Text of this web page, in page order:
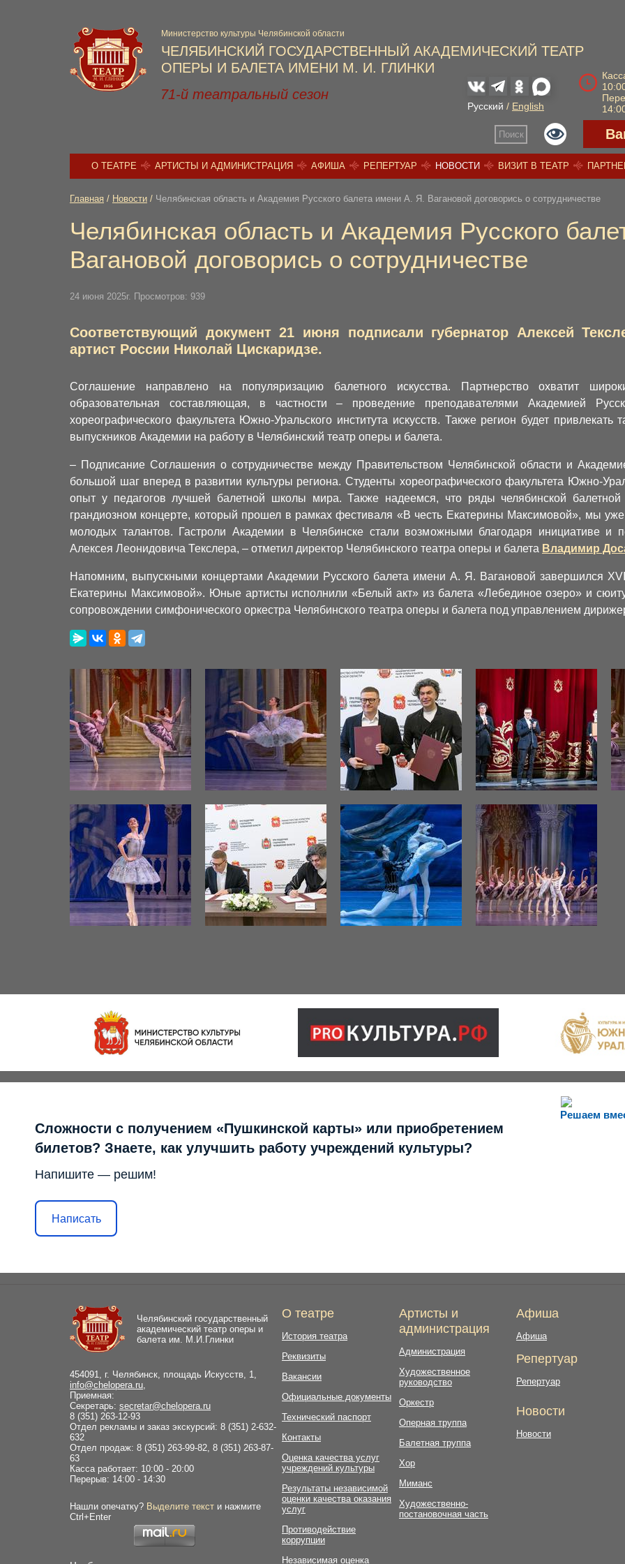
ЧЕЛЯБИНСКИЙ ГОСУДАРСТВЕННЫЙ АКАДЕМИЧЕСКИЙ ТЕАТР
ОПЕРЫ И БАЛЕТА ИМЕНИ М. И. ГЛИНКИ
Министерство культуры Челябинской области
Русский / English
71-й театральный сезон
Поиск
О ТЕАТРЕ АРТИСТЫ И АДМИНИСТРАЦИЯ АФИША РЕПЕРТУАР НОВОСТИ ВИЗИТ В ТЕАТР
Главная / Новости / Челябинская область и Академия Русского балета имени А. Я. Вагановой договорись о сотрудничестве
Челябинская область и Академия Русского
Вагановой договорись о сотрудничестве
24 июня 2025г. Просмотров: 939
Соответствующий документ 21 июня подписали губернатор Алексей
артист России Николай Цискаридзе.
Соглашение направлено на популяризацию балетного искусства. Партнерство охватит
образовательная составляющая, в частности – проведение преподавателями Академией
хореографического факультета Южно-Уральского института искусств. Также регион будет
выпускников Академии на работу в Челябинский театр оперы и балета.
– Подписание Соглашения о сотрудничестве между Правительством Челябинской области и
большой шаг вперед в развитии культуры региона. Студенты хореографического факультета Южно-
опыт у педагогов лучшей балетной школы мира. Также надеемся, что ряды челябинской
грандиозном концерте, который прошел в рамках фестиваля «В честь Екатерины Максимовой», мы
молодых талантов. Гастроли Академии в Челябинске стали возможными благодаря инициативе и
Алексея Леонидовича Текслера, – отметил директор Челябинского театра оперы и балета Владимир
Напомним, выпускными концертами Академии Русского балета имени А. Я. Вагановой завершился
Екатерины Максимовой». Юные артисты исполнили «Белый акт» из балета «Лебединое озеро» и
сопровождении симфонического оркестра Челябинского театра оперы и балета под управлением
Решаем
Сложности с получением «Пушкинской карты» или приобретением
билетов? Знаете, как улучшить работу учреждений культуры?
Напишите — решим!
Написать
Челябинский государственный
академический театр оперы и
балета им. М.И.Глинки
454091, г. Челябинск, площадь Искусств, 1,
info@chelopera.ru,
Приемная:
Секретарь: secretar@chelopera.ru
8 (351) 263-12-93
Отдел рекламы и заказ экскурсий: 8 (351) 2-632-
632
Отдел продаж: 8 (351) 263-99-82, 8 (351) 263-87-
63
Касса работает: 10:00 - 20:00
Перерыв: 14:00 - 14:30
Нашли опечатку? Выделите текст и нажмите
Ctrl+Enter
О театре
История театра
Реквизиты
Вакансии
Официальные документы
Технический паспорт
Контакты
Оценка качества услуг
учреждений культуры
Результаты независимой
оценки качества оказания
услуг
Противодействие
коррупции
Независимая оценка
Артисты и
администрация
Администрация
Художественное
руководство
Оркестр
Оперная труппа
Балетная труппа
Хор
Миманс
Художественно-
постановочная часть
Афиша
Афиша
Репертуар
Репертуар
Новости
Новости